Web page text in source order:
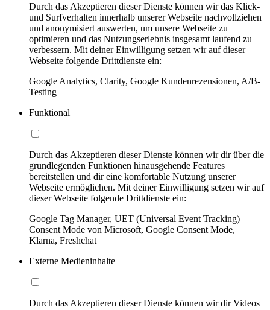
Durch das Akzeptieren dieser Dienste können wir das Klick-
und Surfverhalten innerhalb unserer Webseite nachvollziehen
und anonymisiert auswerten, um unsere Webseite zu
optimieren und das Nutzungserlebnis insgesamt laufend zu
verbessern. Mit deiner Einwilligung setzen wir auf dieser
Webseite folgende Drittdienste ein:
Google Analytics, Clarity, Google Kundenrezensionen, A/B-
Testing
Funktional
Durch das Akzeptieren dieser Dienste können wir dir über die
grundlegenden Funktionen hinausgehende Features
bereitstellen und dir eine komfortable Nutzung unserer
Webseite ermöglichen. Mit deiner Einwilligung setzen wir auf
dieser Webseite folgende Drittdienste ein:
Google Tag Manager, UET (Universal Event Tracking)
Consent Mode von Microsoft, Google Consent Mode,
Klarna, Freshchat
Externe Medieninhalte
Durch das Akzeptieren dieser Dienste können wir dir Videos